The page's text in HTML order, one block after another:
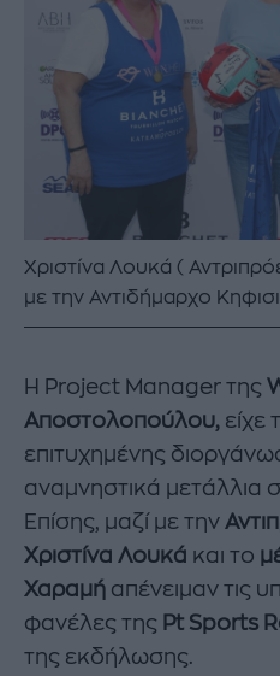
Χριστίνα Λουκά (
με την Αντιδήμαρχο
Η Project Manager της
Αποστολοπούλου, είχε
επιτυχημένης
αναμνηστικά μετάλλια
Επίσης, μαζί με την
Χριστίνα Λουκά και το
Χαραμή απένειμαν τις
φανέλες της Pt Sports
της εκδήλωσης.